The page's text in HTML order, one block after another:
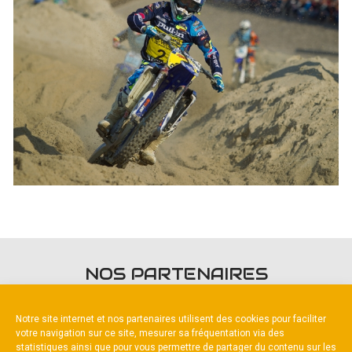
Notre site internet et nos partenaires utilisent des cookies pour faciliter
votre navigation sur ce site, mesurer sa fréquentation via des
statistiques ainsi que pour vous permettre de partager du contenu sur les
NOS PARTENAIRES